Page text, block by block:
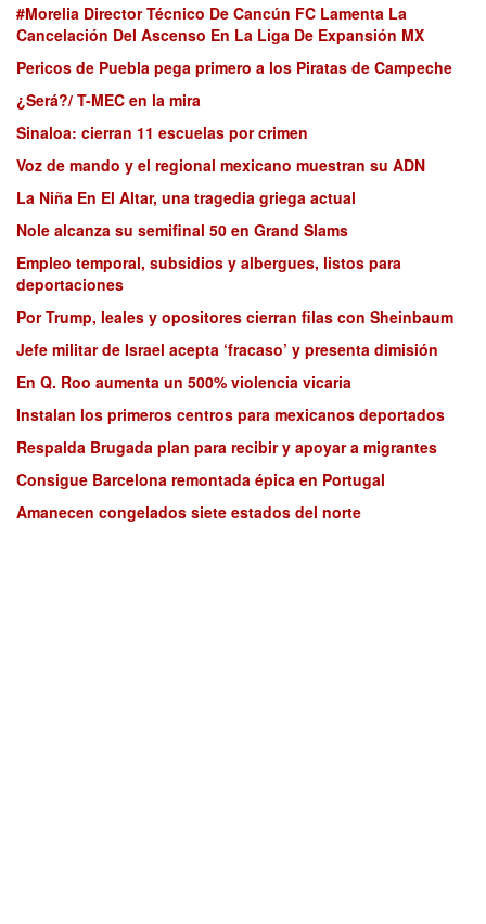
#Morelia Director Técnico De Cancún FC Lamenta La
Cancelación Del Ascenso En La Liga De Expansión MX
Pericos de Puebla pega primero a los Piratas de Campeche
¿Será?/ T-MEC en la mira
Sinaloa: cierran 11 escuelas por crimen
Voz de mando y el regional mexicano muestran su ADN
La Niña En El Altar, una tragedia griega actual
Nole alcanza su semifinal 50 en Grand Slams
Empleo temporal, subsidios y albergues, listos para
deportaciones
Por Trump, leales y opositores cierran filas con Sheinbaum
Jefe militar de Israel acepta ‘fracaso’ y presenta dimisión
En Q. Roo aumenta un 500% violencia vicaria
Instalan los primeros centros para mexicanos deportados
Respalda Brugada plan para recibir y apoyar a migrantes
Consigue Barcelona remontada épica en Portugal
Amanecen congelados siete estados del norte